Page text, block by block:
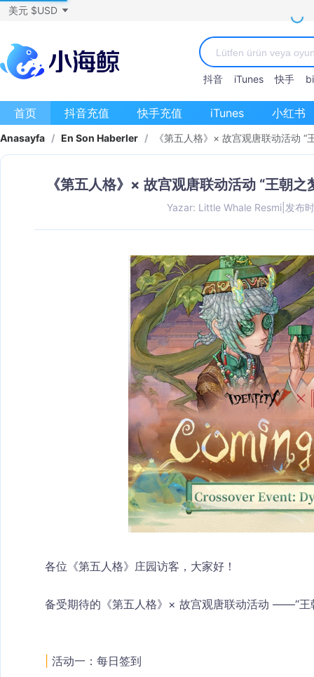
美元 $USD
抖音 iTunes 快手
首页 抖音充值 快手充值 iTunes 小红书
Anasayfa / En Son Haberler / 《第五人格》× 故宫观唐联动活动
《第五人格》× 故宫观唐联动活动 “王朝
Yazar: Little Whale Resmi| 发布
各位《第五人格》庄园访客，大家好！
备受期待的《第五人格》× 故宫观唐联动活动 ——“
活动一：每日签到